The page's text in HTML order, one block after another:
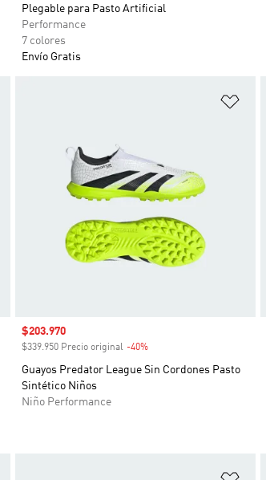
Plegable para Pasto Artificial
Performance
7 colores
Envío Gratis
Precio de venta
$203.970
$339.950 Precio original -40%
Guayos Predator League Sin Cordones Pasto
Sintético Niños
Niño Performance